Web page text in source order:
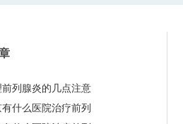
前列腺炎的几点注意
什么医院治疗前列